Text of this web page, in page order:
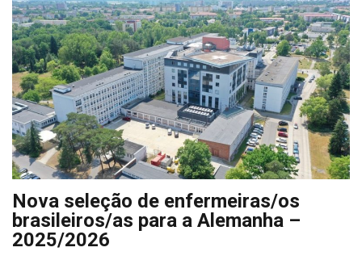
Nova seleção de enfermeiras/os
brasileiros/as para a Alemanha –
2025/2026